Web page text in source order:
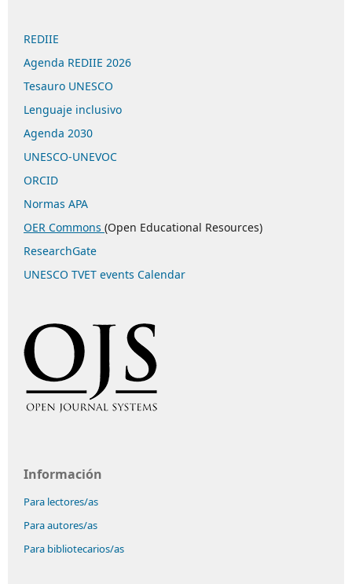
REDIIE
Agenda REDIIE 2026
Tesauro UNESCO
Lenguaje inclusivo
Agenda 2030
UNESCO-UNEVOC
ORCID
Normas APA
OER Commons (Open Educational Resources)
ResearchGate
UNESCO TVET events Calendar
Información
Para lectores/as
Para autores/as
Para bibliotecarios/as